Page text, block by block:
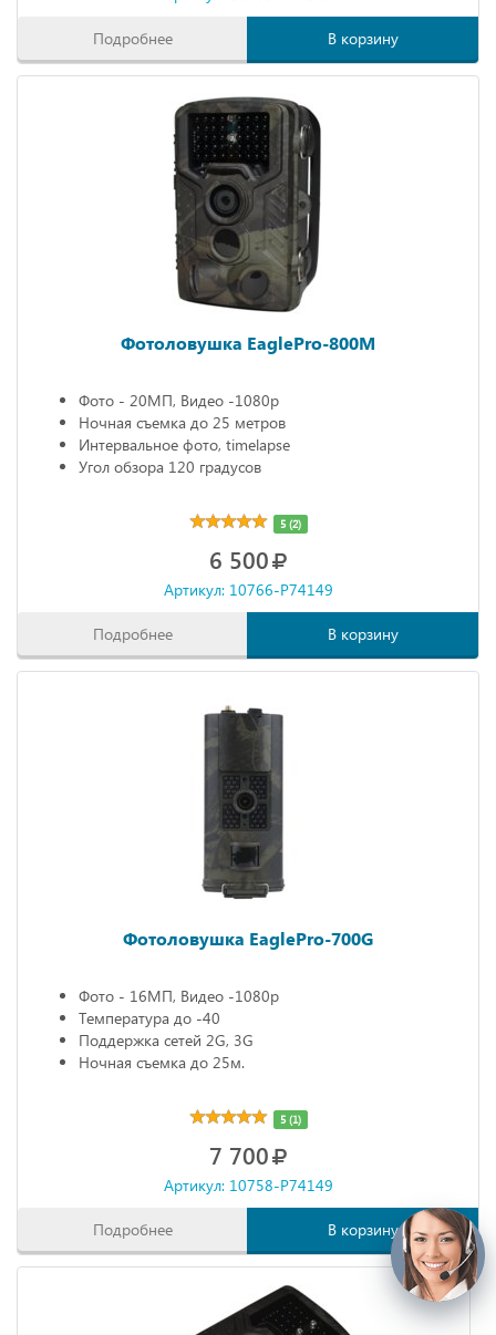
Подробнее В корзину
Фотоловушка EaglePro-800M
Фото - 20МП, Видео -1080р
Ночная съемка до 25 метров
Интервальное фото, timelapse
Угол обзора 120 градусов
5 (2)
6 500
Артикул: 10766-P74149
Подробнее В корзину
Фотоловушка EaglePro-700G
Фото - 16МП, Видео -1080р
Температура до -40
Поддержка сетей 2G, 3G
Ночная съемка до 25м.
5 (1)
7 700
Артикул: 10758-P74149
Подробнее В корзину